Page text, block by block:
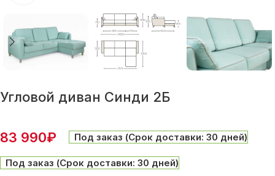
Угловой диван Синди 2Б
83 990₽ Под заказ (Срок доставки: 30 дней)
Под заказ (Срок доставки: 30 дней)